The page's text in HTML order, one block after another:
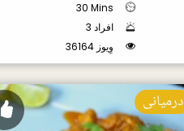
30 Mins
3 افراد
36164 وِیوز
درمیانی